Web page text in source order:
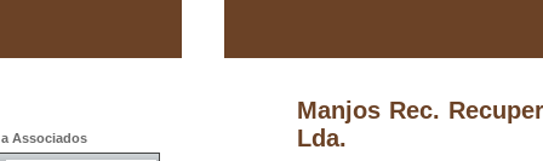
Associados
Manjos Rec.
Lda.